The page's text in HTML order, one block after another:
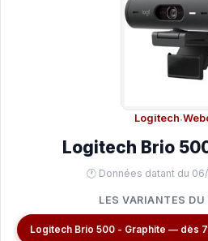
Logitech·
Logitech Brio
🕐 Données datant du
LES VARIANTES DU
Logitech Brio 500 - Graphite — dès